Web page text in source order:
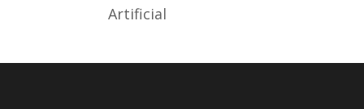
Artificial